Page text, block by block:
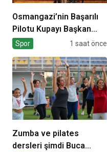
Osmangazi’nin Başarılı
Pilotu Kupayı Başkan
Aydın’la Paylaştı
Spor 1 saat önce
Zumba ve pilates
dersleri şimdi Buca